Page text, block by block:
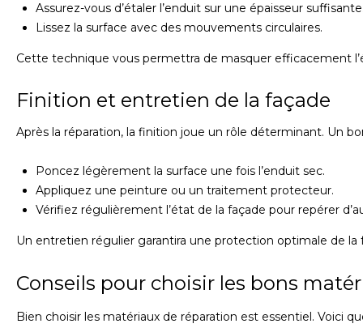
Assurez-vous d’étaler l’enduit sur une épaisseur
Lissez la surface avec des mouvements circulaires.
Cette technique vous permettra de masquer efficacement
Finition et entretien de la façade
Après la réparation, la finition joue un rôle déterminant. Un
Poncez légèrement la surface une fois l’enduit sec.
Appliquez une peinture ou un traitement protecteur.
Vérifiez régulièrement l’état de la façade pour repérer
Un entretien régulier garantira une protection optimale de la
Conseils pour choisir les bons
Bien choisir les matériaux de réparation est essentiel. Voici